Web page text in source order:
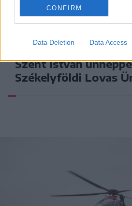
CONFIRM
Data Deletion Data Access
2026. augusztus 06., csütörtök
Szent István
Székelyföldi Lovas